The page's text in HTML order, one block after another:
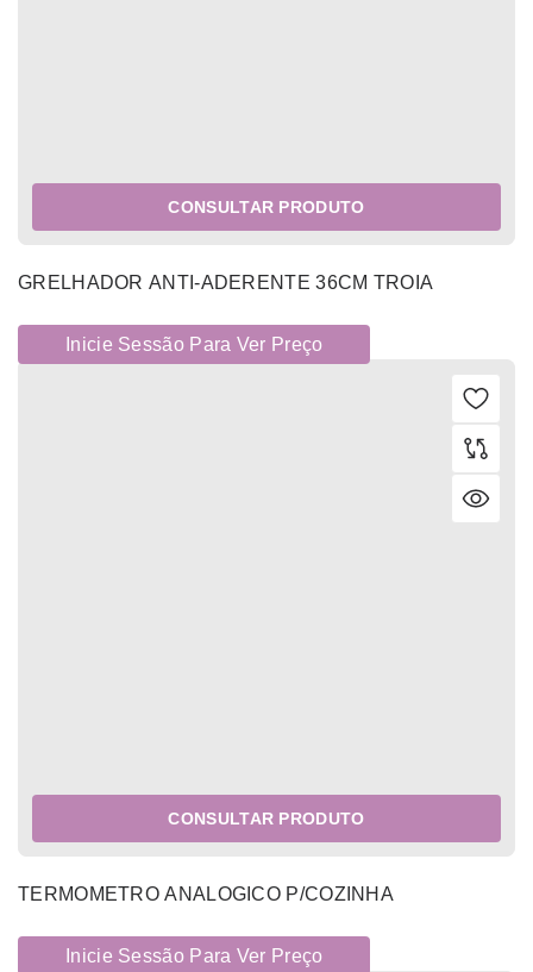
CONSULTAR PRODUTO
GRELHADOR ANTI-ADERENTE 36CM TROIA
Inicie Sessão Para Ver Preço
CONSULTAR PRODUTO
TERMOMETRO ANALOGICO P/COZINHA
Inicie Sessão Para Ver Preço